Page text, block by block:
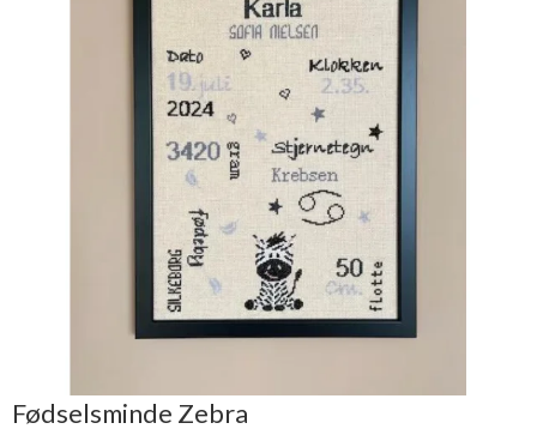
Fødselsminde Zebra